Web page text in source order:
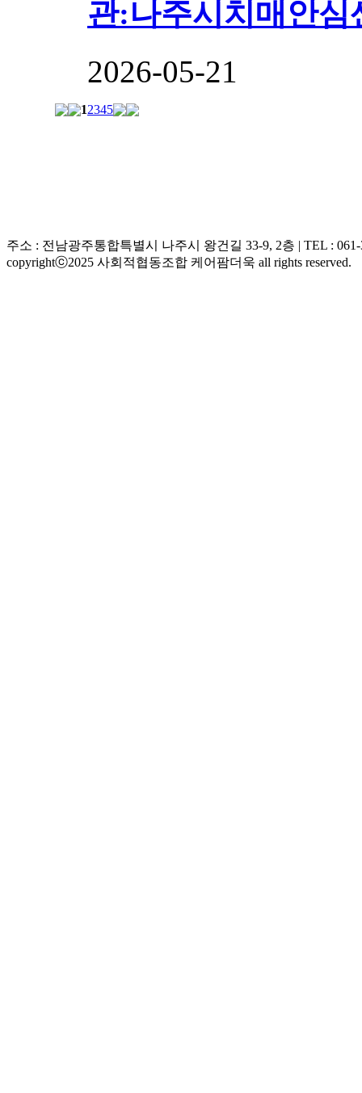
관:나주시치매안
2026-05-21
12345
주소 : 전남광주통합특별시 나주시 왕건길 33-9, 2층 | TEL : 061-
copyrightⓒ2025 사회적협동조합 케어팜더욱 all rights reserved.